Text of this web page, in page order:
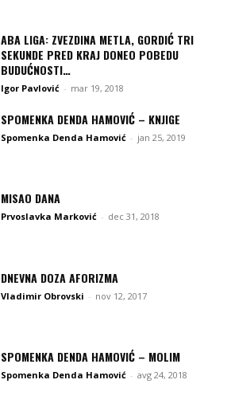
ABA LIGA: ZVEZDINA METLA, GORDIĆ TRI
SEKUNDE PRED KRAJ DONEO POBEDU
BUDUĆNOSTI…
Igor Pavlović - mar 19, 2018
SPOMENKA DENDA HAMOVIĆ – KNJIGE
Spomenka Denda Hamović - jan 25, 2019
MISAO DANA
Prvoslavka Marković - dec 31, 2018
DNEVNA DOZA AFORIZMA
Vladimir Obrovski - nov 12, 2017
SPOMENKA DENDA HAMOVIĆ – MOLIM
Spomenka Denda Hamović - avg 24, 2018